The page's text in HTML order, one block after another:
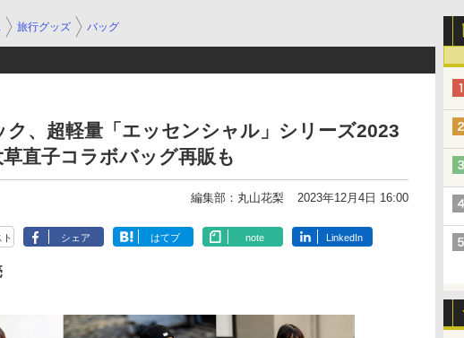
旅行グッズ バッグ
ク、超軽量「エッセンシャル」シリーズ2023
直子コラボバッグ再販も
編集部：丸山花梨 2023年12月4日 16:00
ト シェア はてブ note LinkedIn